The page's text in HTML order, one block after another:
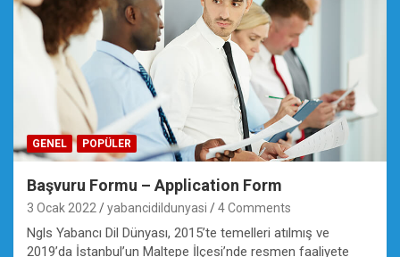
GENEL POPÜLER
Başvuru Formu – Application Form
3 Ocak 2022 yabancidildunyasi 4 Comments
Ngls Yabancı Dil Dünyası, 2015’te temelleri atılmış ve
2019’da İstanbul’un Maltepe İlçesi’nde resmen faaliyete